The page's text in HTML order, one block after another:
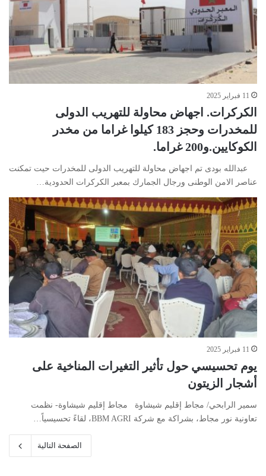
11 فبراير 2025
الكركرات. اجهاض محاولة للتهريب الدولى
للمخدرات وحجز 183 كيلوا غراما من مخدر
الكوكايين.و200 غراما.
عبدالله بودى تم اجهاض محاولة للتهريب الدولى للمخدرات حيت تمكنت
عناصر الامن الوطنى ورجال الجمارك بمعبر الكركرات الحدودية…
11 فبراير 2025
يوم تحسيسي حول تأثير التغيرات المناخية على
أشجار الزيتون
سمير الرابحي/ مجاط إقليم شيشاوة مجاط إقليم شيشاوة- نظمت
تعاونية نور مجاط، بشراكة مع شركة BBM AGRI، لقاءً تحسيسياً…
الصفحة التالية